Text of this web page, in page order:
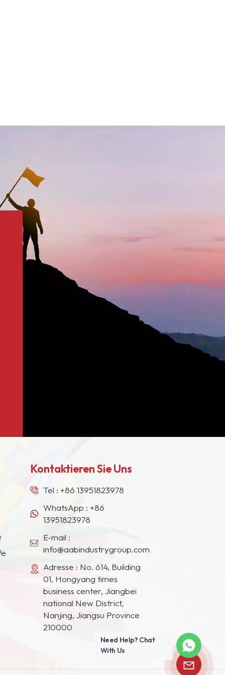
Kontaktieren Sie Uns
Tel :+86 13951823978
WhatsApp :+86
13951823978
E-mail :
info@aabindustrygroup.com
Adresse : No. 614, Building
01, Hongyang times
business center, Jiangbei
national New District,
Nanjing, Jiangsu Province
210000
Need Help? Chat
With Us